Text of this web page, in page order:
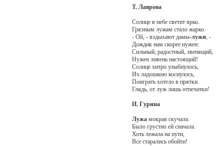
Т. Лаврова
Солнце в небе светит ярко.
Грязным лужам стало жарко.
- Ой, - вздыхают дамы-лужи, -
Дождик нам скорее нужен:
Сильный, радостный, звенящий,
Нужен ливень настоящий!
Солнце хитро улыбнулось,
Их ладошкою коснулось,
Поиграть хотело в прятки.
Глядь, от луж лишь отпечатки!
И. Гурина
Лужамокрая скучала.
Было грустно ей сначала.
Хоть лежала на пути,
Все старались обойти!